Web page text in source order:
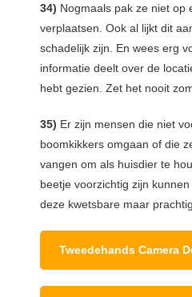
34) Nogmaals pak ze niet op
verplaatsen. Ook al lijkt dit
schadelijk zijn. En wees erg
informatie deelt over de
hebt gezien. Zet het nooit
35) Er zijn mensen die niet
boomkikkers omgaan of die
vangen om als huisdier te
beetje voorzichtig zijn
deze kwetsbare maar
Tweedehands Camera